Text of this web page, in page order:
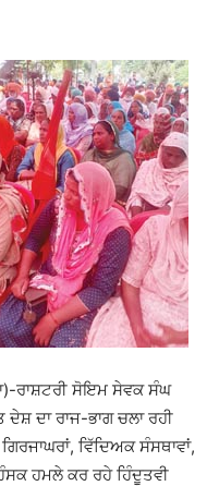
ਰਾਸ਼ਟਰੀ ਸੋਇਮ ਸੇਵਕ ਸੰਘ
ਦਾ ਰਾਜ-ਭਾਗ ਚਲਾ ਰਹੀ
ਵਿੱਦਿਅਕ ਸੰਸਥਾਵਾਂ,
ਹਮਲੇ ਕਰ ਰਹੇ ਹਿੰਦੂਤਵੀ